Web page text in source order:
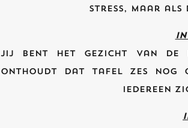
stress, maar als
Jij bent het gezicht van de
onthoudt dat tafel zes nog
iedereen